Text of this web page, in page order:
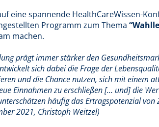
eine spannende HealthCareWissen-
Programm zum Thema
machen.
prägt immer stärker den
sich dabei die Frage der
und die Chance nutzen, sich mit einem
Einnahmen zu erschließen [… und] die
häufig das Ertragspotenzial von
2021, Christoph Weitzel)